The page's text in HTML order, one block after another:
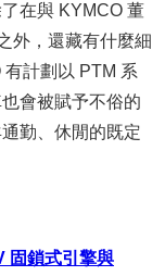
在與 KYMCO 董
外，還藏有什麼細
計劃以 PTM 系
會被賦予不俗的
勤、休閒的既定
固鎖式引擎與